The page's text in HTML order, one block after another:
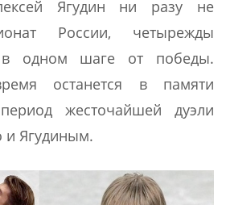
Ягудин ни разу не
России, четырежды
в одном шаге от победы.
останется в памяти
жесточайшей дуэли
Ягудиным.